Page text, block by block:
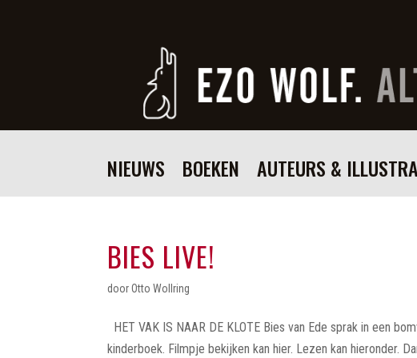
NIEUWS BOEKEN AUTEURS &
BIES LIVE!
doorOtto Wollring
HET VAK IS NAAR DE KLOTE Bies van Ede sprak in een
kinderboek. Filmpje bekijken kan hier. Lezen kan hieronder.